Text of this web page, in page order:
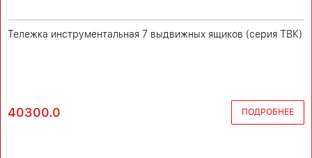
Тележка инструментальная 7 выдвижных ящиков (серия ТВК)
40300.0 ПОДРОБНЕЕ